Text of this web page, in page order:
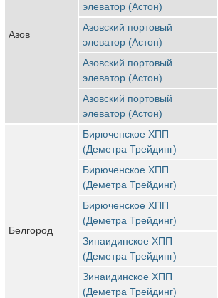
Азов
элеватор (Астон)
Азовский портовый
элеватор (Астон)
Азовский портовый
элеватор (Астон)
Азовский портовый
элеватор (Астон)
Белгород
Бирюченское ХПП
(Деметра Трейдинг)
Бирюченское ХПП
(Деметра Трейдинг)
Бирюченское ХПП
(Деметра Трейдинг)
Зинаидинское ХПП
(Деметра Трейдинг)
Зинаидинское ХПП
(Деметра Трейдинг)